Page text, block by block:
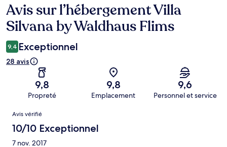
Avis
Avis sur l’hébergement Villa
Silvana by Waldhaus Flims
9,4 Exceptionnel
28 avis
9,8
Propreté
9,8
Emplacement
9,6
Personnel et service
Avis
Avis vérifié
10/10 Exceptionnel
7 nov. 2017